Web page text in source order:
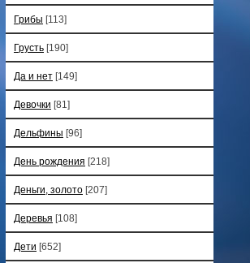
Грибы [113]
Грусть [190]
Да и нет [149]
Девочки [81]
Дельфины [96]
День рождения [218]
Деньги, золото [207]
Деревья [108]
Дети [652]